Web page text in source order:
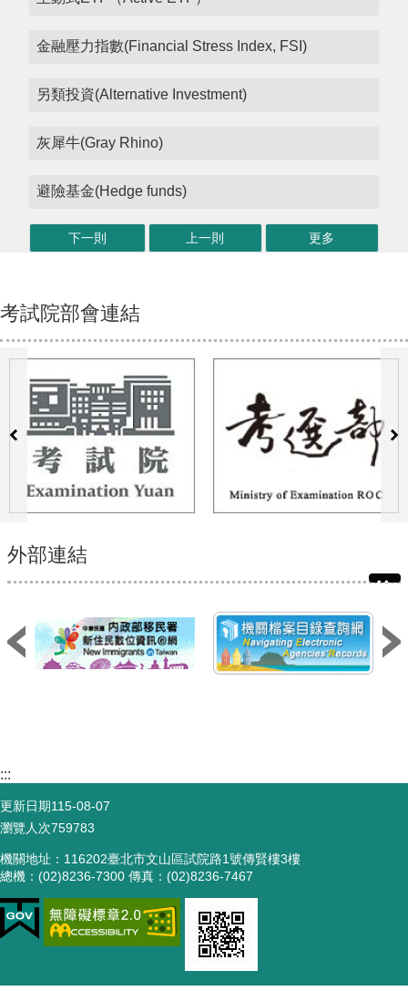
金融壓力指數(Financial Stress Index, FSI)
另類投資(Alternative Investment)
灰犀牛(Gray Rhino)
避險基金(Hedge funds)
下一則 上一則 更多
考試院部會連結
外部連結
:::
更新日期115-08-07
瀏覽人次759783
機關地址：116202臺北市文山區試院路1號傳賢樓3樓
總機：(02)8236-7300 傳真：(02)8236-7467